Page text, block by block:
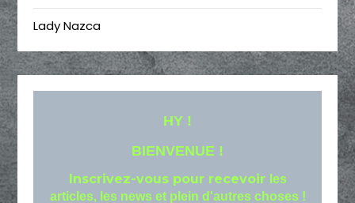
Lady Nazca
HY !
BIENVENUE !
Inscrivez-vous pour recevoir les
articles, les news et plein d'autres choses !